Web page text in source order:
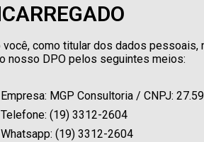
você, como titular dos dados
nosso DPO pelos seguintes meios:
Empresa: MGP Consultoria / CNPJ:
Telefone: (19) 3312-2604
Whatsapp: (19) 3312-2604